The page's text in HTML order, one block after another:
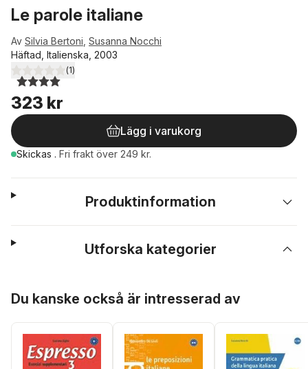
Le parole italiane
Av Silvia Bertoni Susanna Nocchi
Häftad, Italienska, 2003
4,0utav 5 stjärnor. Totalt antal röster:
(1)
323 kr
Lägg i varukorg
Skickas . Fri frakt över 249 kr.
Produktinformation
Utforska kategorier
Du kanske också är intresserad av